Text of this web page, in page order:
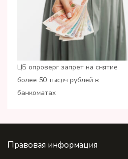
ЦБ опроверг запрет на снятие
более 50 тысяч рублей в
банкоматах
Правовая информация